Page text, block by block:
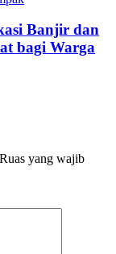
Banjir dan
bagi Warga
Ruas yang wajib